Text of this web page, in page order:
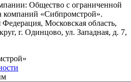
Общество с ограниченной
компаний «Сибпромстрой».
Московская область,
г. Одинцово, ул. Западная, д. 7,